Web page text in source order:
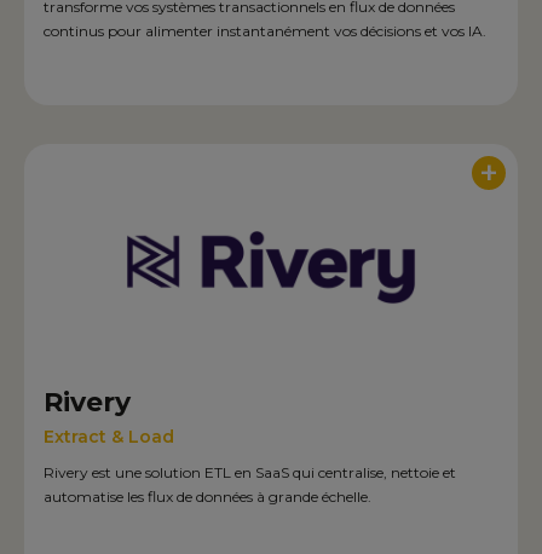
transforme vos systèmes transactionnels en flux de données
continus pour alimenter instantanément vos décisions et vos IA.
+
Rivery
Extract & Load
Rivery est une solution ETL en SaaS qui centralise, nettoie et
automatise les flux de données à grande échelle.